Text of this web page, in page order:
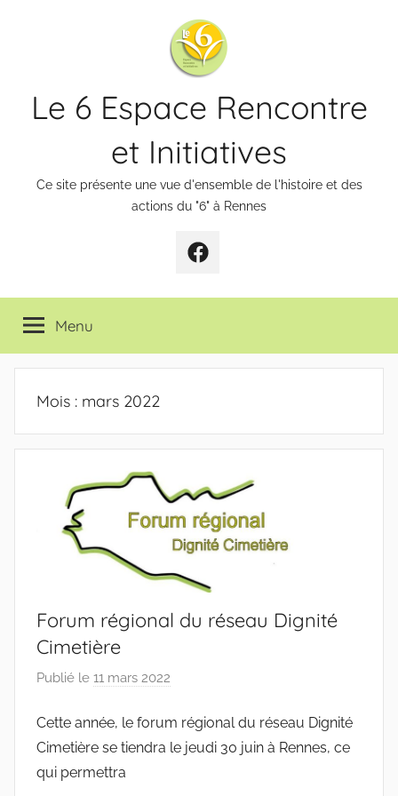
Le 6 Espace Rencontre
et Initiatives
Ce site présente une vue d'ensemble de l'histoire et des
actions du "6" à Rennes
Page
Menu
Mois : mars 2022
Forum régional du réseau Dignité
Cimetière
Publié le 11 mars 2022
r
c
Cette année, le forum régional du réseau Dignité
Cimetière se tiendra le jeudi 30 juin à Rennes, ce
qui permettra